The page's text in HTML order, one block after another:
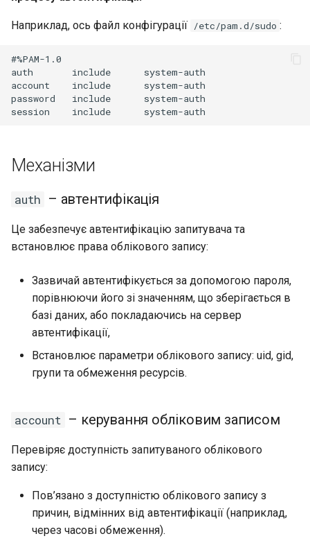
Наприклад, ось файл конфігурації /etc/pam.d/sudo :
#%PAM-1.0
auth       include      system-auth
account    include      system-auth
password   include      system-auth
Механізми
auth – автентифікація
Це забезпечує автентифікацію запитувача та
встановлює права облікового запису:
Зазвичай автентифікується за допомогою пароля,
порівнюючи його зі значенням, що зберігається в
базі даних, або покладаючись на сервер
автентифікації,
Встановлює параметри облікового запису: uid, gid,
групи та обмеження ресурсів.
account – керування обліковим записом
Перевіряє доступність запитуваного облікового
запису:
Пов’язано з доступністю облікового запису з
причин, відмінних від автентифікації (наприклад,
через часові обмеження).